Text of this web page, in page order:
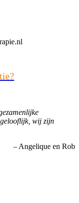
wij zijn
Angelique en Rob